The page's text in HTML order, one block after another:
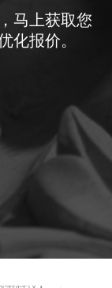
马上获取您
化报价。
络科技
意些什么?
云海网络科
问题？